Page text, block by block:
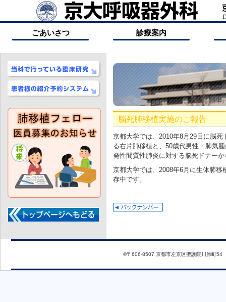
ごあいさつ 診療案内
脳死肺移植実施のご報告
京都大学では、2010年8月29日に脳
る右片肺移植と、50歳代男性・肺気
発性間質性肺炎に対する脳死ドナー
京都大学では、2008年6月に生体肺
存中です。
©〒606-8507 京都市左京区聖護院川原町